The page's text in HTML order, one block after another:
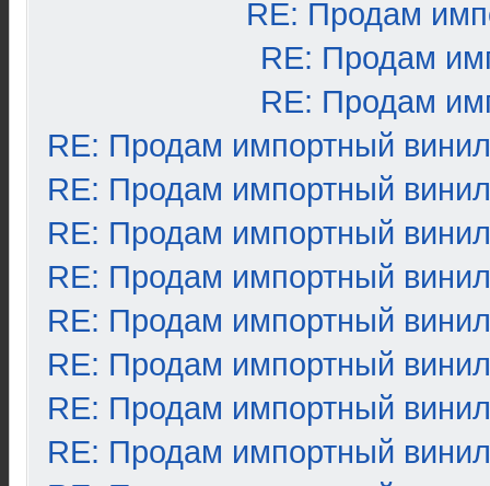
RE: Продам
RE: Продам
RE: Продам
RE: Продам импортный винил
RE: Продам импортный винил
RE: Продам импортный винил
RE: Продам импортный винил
RE: Продам импортный винил
RE: Продам импортный винил
RE: Продам импортный винил
RE: Продам импортный винил